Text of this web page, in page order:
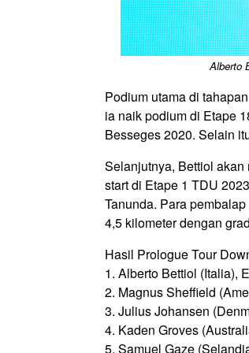
Alberto
Podium utama di
ia naik podium di Etape
Besseges 2020. Selain
Selanjutnya, Bettiol
start di Etape 1 TDU
Tanunda. Para
4,5 kilometer dengan
Hasil Prologue Tour
1. Alberto Bettiol (Italia),
2. Magnus Sheffield
3. Julius Johansen
4. Kaden Groves
5. Samuel Gaze